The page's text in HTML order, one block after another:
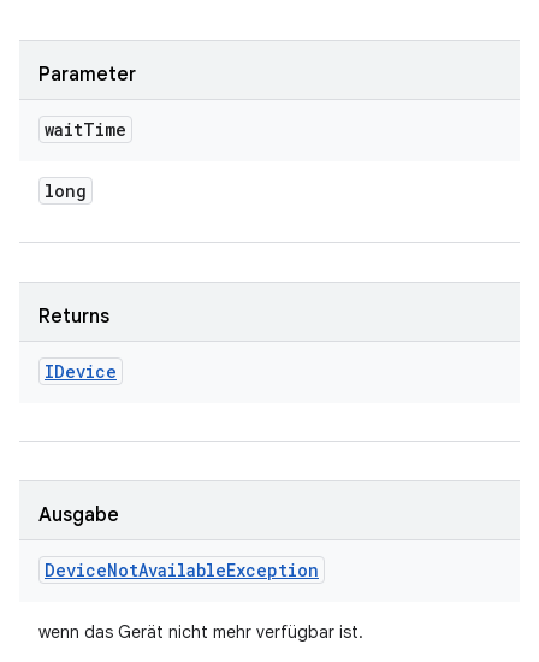
Parameter
waitTime
long
Returns
IDevice
Ausgabe
DeviceNotAvailableException
wenn das Gerät nicht mehr verfügbar ist.